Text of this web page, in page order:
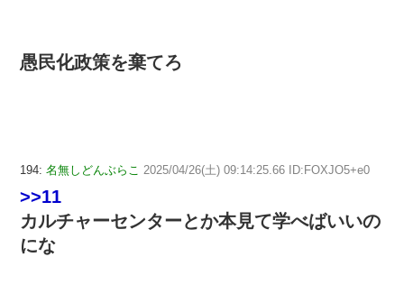
愚民化政策を棄てろ
194: 名無しどんぶらこ 2025/04/26(土) 09:14:25.66 ID:FOXJO5+e0
>>11
カルチャーセンターとか本見て学べばいいの
にな